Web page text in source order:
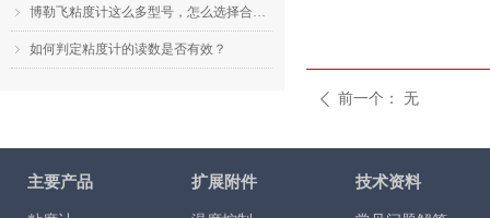
ꄴ 前一个： 无
ꁇ 博勒飞粘度计这么多型号，怎么选择合适的机型？
ꁇ 如何判定粘度计的读数是否有效？
主要产品 技术资料
扩展附件